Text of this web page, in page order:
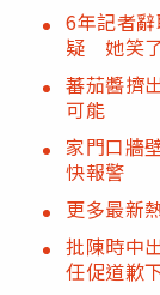
6年記者
疑 她笑
蕃茄醬擠
可能
家門口牆
快報警
更多最新
批陳時中
任促道歉